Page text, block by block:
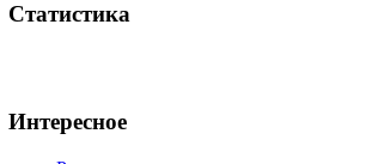
Статистика
Интересное